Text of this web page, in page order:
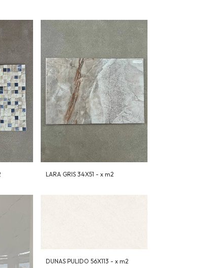
LARA GRIS 34X51 - x m2
DUNAS PULIDO 56X113 - x m2